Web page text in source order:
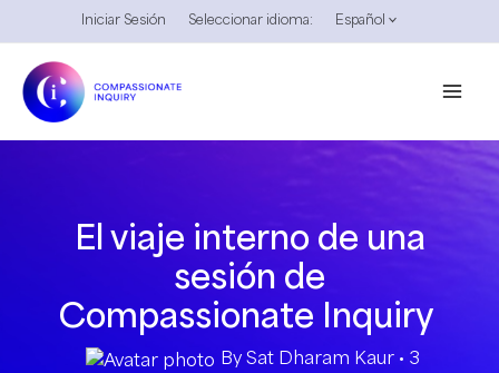
al
contenido
Iniciar Sesión Seleccionar idioma: Español
El viaje interno de una
sesión de
Compassionate Inquiry
By Sat Dharam Kaur • 3